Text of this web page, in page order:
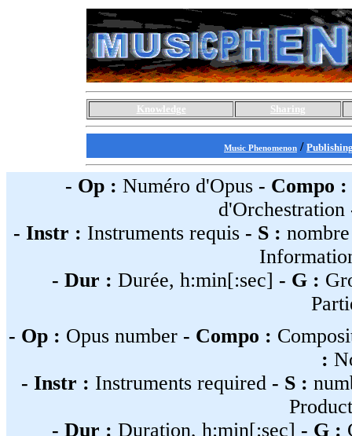
Knowledge Sharing
Music Phenomenon /
- Op : Numéro d'Opus - Compo :
d'Orchestration
- Instr : Instruments requis - S :
- Dur : Durée, h:min[:sec] - G :
- Op : Opus number - Compo :
:
- Instr : Instruments required - S :
- Dur : Duration, h:min[:sec] - G :